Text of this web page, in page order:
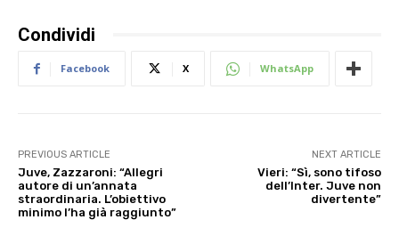
Condividi
Facebook X WhatsApp
PREVIOUS ARTICLE
Juve, Zazzaroni: “Allegri
autore di un’annata
straordinaria. L’obiettivo
minimo l’ha già raggiunto”
NEXT ARTICLE
Vieri: “Sì, sono tifoso
dell’Inter. Juve non
divertente”